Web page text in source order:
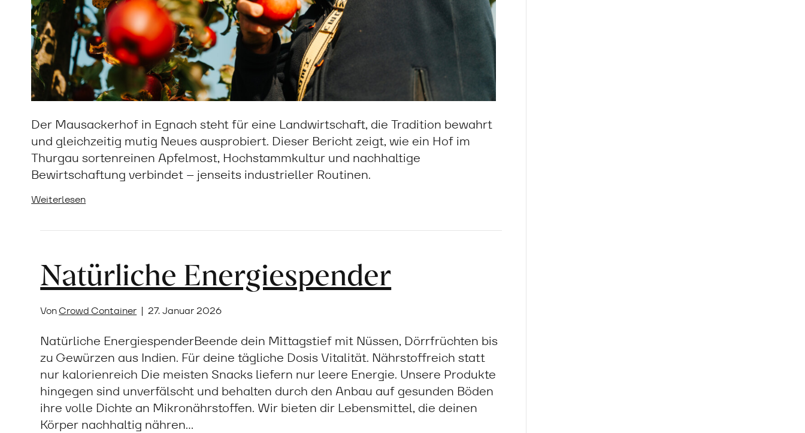
Der Mausackerhof in Egnach steht für eine Landwirtschaft, die Tradition bewahrt
und gleichzeitig mutig Neues ausprobiert. Dieser Bericht zeigt, wie ein Hof im
Thurgau sortenreinen Apfelmost, Hochstammkultur und nachhaltige
Bewirtschaftung verbindet – jenseits industrieller Routinen.
Weiterlesen
Natürliche Energiespender
VonCrowd Container | 27. Januar 2026
Natürliche EnergiespenderBeende dein Mittagstief mit Nüssen, Dörrfrüchten bis
zu Gewürzen aus Indien. Für deine tägliche Dosis Vitalität. Nährstoffreich statt
nur kalorienreich Die meisten Snacks liefern nur leere Energie. Unsere Produkte
hingegen sind unverfälscht und behalten durch den Anbau auf gesunden Böden
ihre volle Dichte an Mikronährstoffen. Wir bieten dir Lebensmittel, die deinen
Körper nachhaltig nähren…